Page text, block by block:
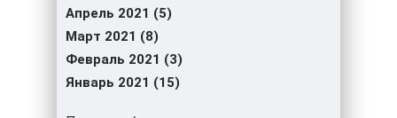
Апрель 2021 (5)
Март 2021 (8)
Февраль 2021 (3)
Январь 2021 (15)